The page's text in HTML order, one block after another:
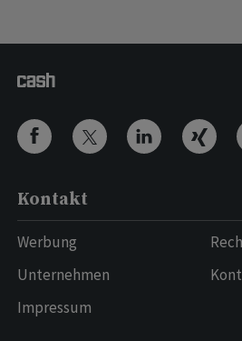
Kontakt
Werbung
Unternehmen
Impressum